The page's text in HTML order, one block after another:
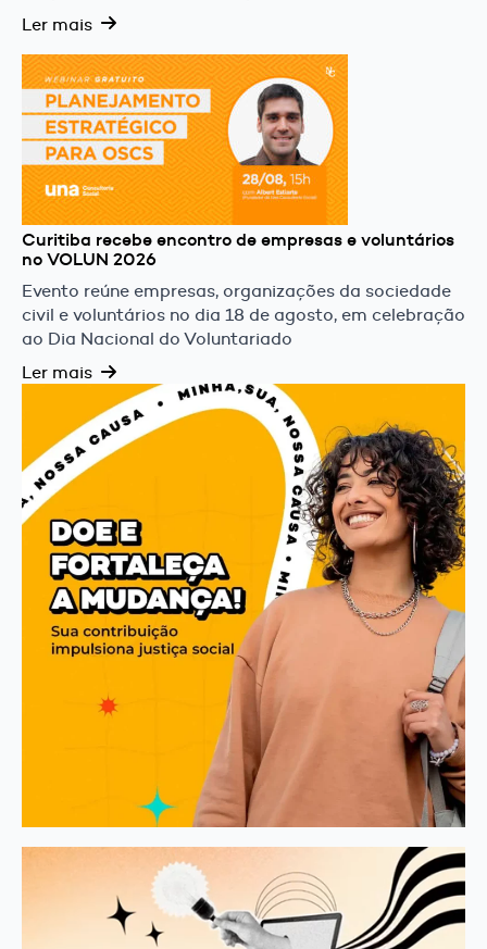
Ler mais
Curitiba recebe encontro de empresas e voluntários
no VOLUN 2026
Evento reúne empresas, organizações da sociedade
civil e voluntários no dia 18 de agosto, em celebração
ao Dia Nacional do Voluntariado
Ler mais